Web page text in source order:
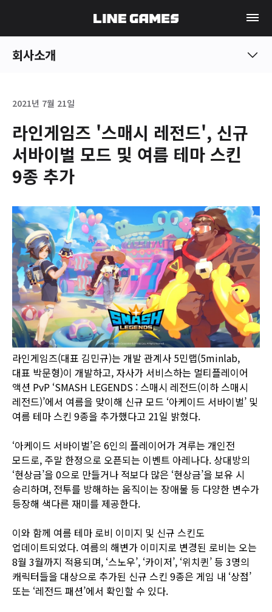
회사소개
2021년 7월 21일
라인게임즈 '스매시 레전드', 신규
서바이벌 모드 및 여름 테마 스킨
9종 추가
라인게임즈(대표 김민규)는 개발 관계사 5민랩(5minlab,
대표 박문형)이 개발하고, 자사가 서비스하는 멀티플레이어
액션 PvP ‘SMASH LEGENDS : 스매시 레전드(이하 스매시
레전드)’에서 여름을 맞이해 신규 모드 ‘아케이드 서바이벌’ 및
여름 테마 스킨 9종을 추가했다고 21일 밝혔다.
‘아케이드 서바이벌’은 6인의 플레이어가 겨루는 개인전
모드로, 주말 한정으로 오픈되는 이벤트 아레나다. 상대방의
‘현상금’을 0으로 만들거나 적보다 많은 ‘현상금’을 보유 시
승리하며, 전투를 방해하는 움직이는 장애물 등 다양한 변수가
등장해 색다른 재미를 제공한다.
이와 함께 여름 테마 로비 이미지 및 신규 스킨도
업데이트되었다. 여름의 해변가 이미지로 변경된 로비는 오는
8월 3월까지 적용되며, ‘스노우’, ‘카이저’, ‘위치퀸’ 등 3명의
캐릭터들을 대상으로 추가된 신규 스킨 9종은 게임 내 ‘상점’
또는 ‘레전드 패션’에서 확인할 수 있다.